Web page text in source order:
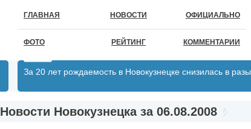
ГЛАВНАЯ НОВОСТИ ОФИЦИАЛЬНО
ФОТО РЕЙТИНГ КОММЕНТАРИИ
За 20 лет рождаемость в Новокузнецке снизилась в разы
Новости Новокузнецка за 06.08.2008